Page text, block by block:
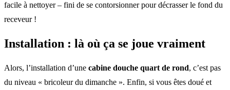
facile à nettoyer – fini de se contorsionner pour décrasser le fond du
receveur !
Installation : là où ça se joue vraiment
Alors, l’installation d’une cabine douche quart de rond, c’est pas
du niveau « bricoleur du dimanche ». Enfin, si vous êtes doué et